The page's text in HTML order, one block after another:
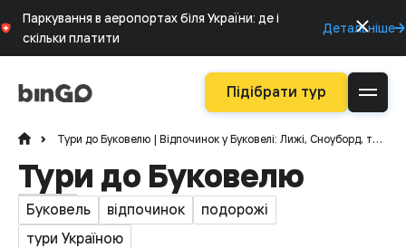
Паркування в аеропортах біля України: де і
скільки платити
Детальніше
Підібрати тур
Тури до Буковелю | Відпочинок у Буковелі: Лижі, Сноуборд, та Багато Іншого з Bingo Tours
Тури до Буковелю
Буковель відпочинок
подорожі
тури Україною